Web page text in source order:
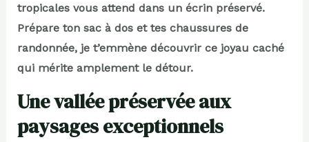
tropicales vous attend dans un écrin préservé.
Prépare ton sac à dos et tes chaussures de
randonnée, je t’emmène découvrir ce joyau caché
qui mérite amplement le détour.
Une vallée préservée aux
paysages exceptionnels